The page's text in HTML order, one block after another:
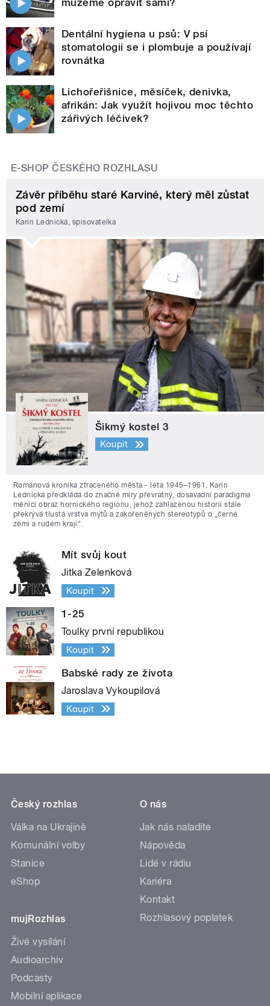
Dentální hygiena u psů: V psí
stomatologii se i plombuje a používají
rovnátka
Lichořeřišnice, měsíček, denivka,
afrikán: Jak využít hojivou moc těchto
zářivých léčivek?
E-SHOP ČESKÉHO ROZHLASU
Závěr příběhu staré Karviné, který měl zůstat
pod zemí
Karin Lednická, spisovatelka
Šikmý kostel 3
Koupit
Románová kronika ztraceného města - léta 1945–1961. Karin
Lednická předkládá do značné míry převratný, dosavadní paradigma
měnící obraz hornického regionu, jehož zahlazenou historii stále
překrývá tlustá vrstva mýtů a zakořeněných stereotypů o „černé
zemi a rudém kraji“.
Mít svůj kout
Jitka Zelenková
Koupit
1-25
Toulky první republikou
Koupit
Babské rady ze života
Jaroslava Vykoupilová
Koupit
Český rozhlas
Válka na Ukrajině
Komunální volby
Stanice
eShop
mujRozhlas
Živé vysílání
Audioarchiv
Podcasty
Mobilní aplikace
O nás
Jak nás naladíte
Nápověda
Lidé v rádiu
Kariéra
Kontakt
Rozhlasový poplatek